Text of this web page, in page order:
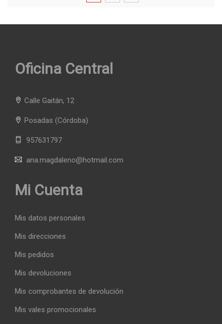
Oficina Central
Calle Gaitán, 12
Posadas (Córdoba)
957631797
ana.magdaleno@hotmail.com
Mi Cuenta
Mis datos personales
Mis direcciones
Mis pedidos
Mis devoluciones
Mis comprobantes de devolución
Mis vales promocionales